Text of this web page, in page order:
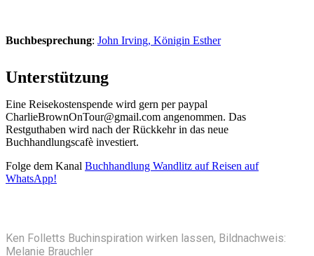
Buchbesprechung: John Irving, Königin Esther
Unterstützung
Eine Reisekostenspende wird gern per paypal
CharlieBrownOnTour@gmail.com angenommen. Das
Restguthaben wird nach der Rückkehr in das neue
Buchhandlungscafè investiert.
‎Folge dem Kanal Buchhandlung Wandlitz auf Reisen auf
WhatsApp!
Ken Folletts Buchinspiration wirken lassen, Bildnachweis:
Melanie Brauchler